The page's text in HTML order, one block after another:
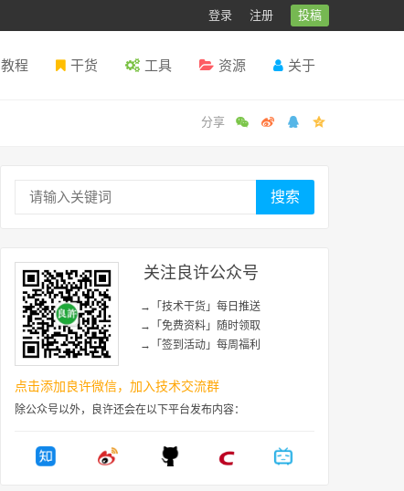
登录 注册 投稿
教程 干货 工具 资源 关于
搜索
关注良许公众号
→「技术干货」每日推送
→「免费资料」随时领取
→「签到活动」每周福利
点击添加良许微信，加入技术交流群
除公众号以外，良许还会在以下平台发布内容：